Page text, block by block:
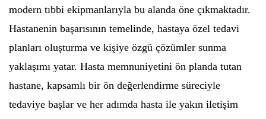
modern tıbbi ekipmanlarıyla bu alanda öne çıkmaktadır.
Hastanenin başarısının temelinde, hastaya özel tedavi
planları oluşturma ve kişiye özgü çözümler sunma
yaklaşımı yatar. Hasta memnuniyetini ön planda tutan
hastane, kapsamlı bir ön değerlendirme süreciyle
tedaviye başlar ve her adımda hasta ile yakın iletişim